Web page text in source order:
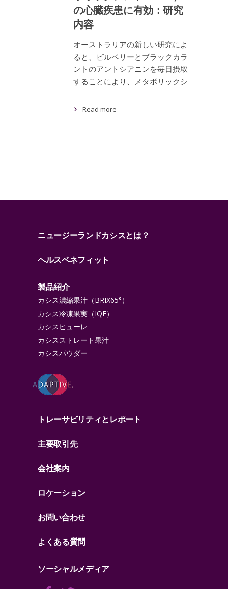
の心臓疾患に有効：研究
内容
オーストラリアの新しい研究によ
ると、ビルベリーとブラックカラ
ントのアントシアニンを毎日摂取
することにより、メタボリックシ
Read more
ニュージーランドカシスとは？
ヘルスベネフィット
製品紹介
カシス濃縮果汁（BRIX65°）
カシス冷凍果実（IQF）
カシスピューレ
カシスストレート果汁
カシスパウダー
トレーサビリティとレポート
主要取引先
会社案内
ロケーション
お問い合わせ
よくある質問
ソーシャルメディア